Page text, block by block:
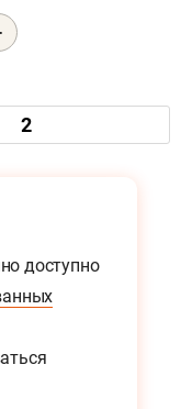
2
доступно